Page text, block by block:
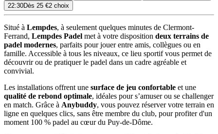
22:30Dès 25 €2 choix
Situé à Lempdes, à seulement quelques minutes de Clermont-
Ferrand, Lempdes Padel met à votre disposition deux terrains de
padel modernes, parfaits pour jouer entre amis, collègues ou en
famille. Accessible à tous les niveaux, ce lieu sportif vous permet de
découvrir ou de pratiquer le padel dans un cadre agréable et
convivial.
Les installations offrent une surface de jeu confortable et une
qualité de rebond optimale, idéales pour s’amuser ou se challenger
en match. Grâce à Anybuddy, vous pouvez réserver votre terrain en
ligne en quelques clics, sans être membre du club, pour profiter d'un
moment 100 % padel au cœur du Puy-de-Dôme.